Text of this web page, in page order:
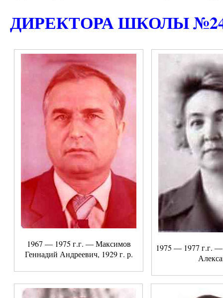
ДИРЕКТОРА ШКОЛЫ
1967 — 1975 г.г. — Максимов
Геннадий Андреевич, 1929 г. р.
1975 — 1977 г.г.